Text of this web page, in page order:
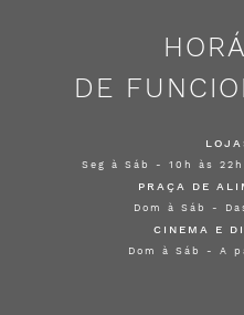
DE
Seg à Sáb - 10h às
PRAÇA DE
Dom à Sáb -
CINEMA E
Dom à Sáb - A